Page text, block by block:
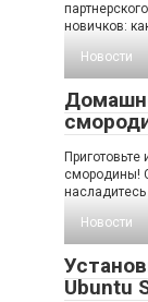
новичков:
Новости
смородины!
насладитесь
Новости
Ubuntu